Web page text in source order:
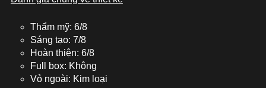
Thẩm mỹ: 6/8
Sáng tạo: 7/8
Hoàn thiện: 6/8
Full box: Không
Vỏ ngoài: Kim loại